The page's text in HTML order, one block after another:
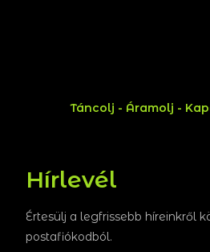
Táncolj - Áramolj -
Hírlevél
Értesülj a legfrissebb híreinkről
postafiókodból.